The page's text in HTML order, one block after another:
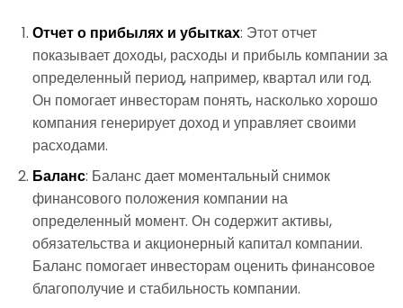
Отчет о прибылях и убытках: Этот отчет
показывает доходы, расходы и прибыль компании за
определенный период, например, квартал или год.
Он помогает инвесторам понять, насколько хорошо
компания генерирует доход и управляет своими
расходами.
Баланс: Баланс дает моментальный снимок
финансового положения компании на
определенный момент. Он содержит активы,
обязательства и акционерный капитал компании.
Баланс помогает инвесторам оценить финансовое
благополучие и стабильность компании.